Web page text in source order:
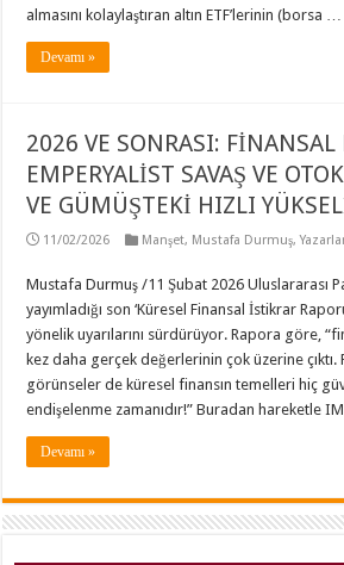
almasını kolaylaştıran altın ETF’lerinin (borsa …
Devamı »
2026 VE SONRASI: FİNANSAL
EMPERYALİST SAVAŞ VE
VE GÜMÜŞTEKİ HIZLI
11/02/2026 Manşet, Mustafa Durmuş,
Mustafa Durmuş /11 Şubat 2026 Uluslararası
yayımladığı son ‘Küresel Finansal İstikrar
yönelik uyarılarını sürdürüyor. Rapora göre,
kez daha gerçek değerlerinin çok üzerine
görünseler de küresel finansın temelleri hiç
endişelenme zamanıdır!” Buradan hareketle
Devamı »